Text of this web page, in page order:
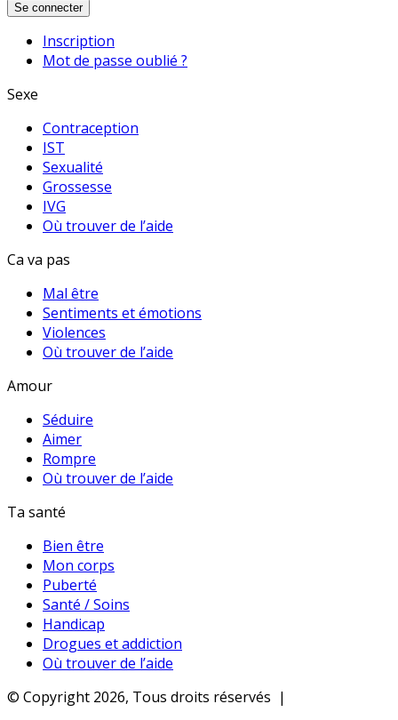
Se connecter
Inscription
Mot de passe oublié ?
Sexe
Contraception
IST
Sexualité
Grossesse
IVG
Où trouver de l’aide
Ca va pas
Mal être
Sentiments et émotions
Violences
Où trouver de l’aide
Amour
Séduire
Aimer
Rompre
Où trouver de l’aide
Ta santé
Bien être
Mon corps
Puberté
Santé / Soins
Handicap
Drogues et addiction
Où trouver de l’aide
© Copyright 2026, Tous droits réservés |